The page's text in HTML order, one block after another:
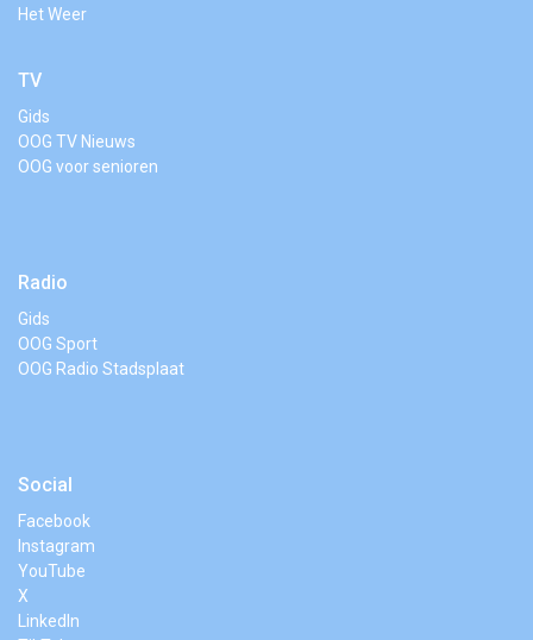
Het Weer
TV
Gids
OOG TV Nieuws
OOG voor senioren
Radio
Gids
OOG Sport
OOG Radio Stadsplaat
Social
Facebook
Instagram
YouTube
X
LinkedIn